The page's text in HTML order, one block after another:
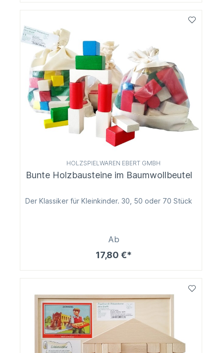
HOLZSPIELWAREN EBERT GMBH
Bunte Holzbausteine im Baumwollbeutel
Der Klassiker für Kleinkinder. 30, 50 oder 70 Stück
Ab
17,80 €*